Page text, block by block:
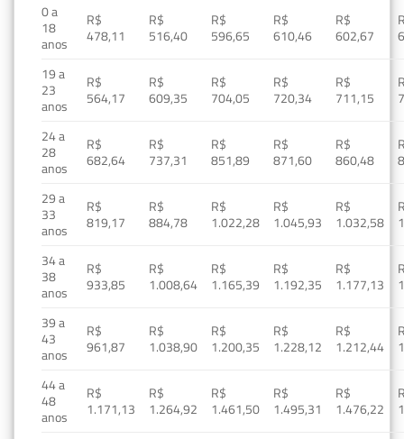
0 a
18
anos
R$
478,11
R$
516,40
R$
596,65
R$
610,46
R$
602,67
19 a
23
anos
R$
564,17
R$
609,35
R$
704,05
R$
720,34
R$
711,15
24 a
28
anos
R$
682,64
R$
737,31
R$
851,89
R$
871,60
R$
860,48
29 a
33
anos
R$
819,17
R$
884,78
R$
1.022,28
R$
1.045,93
R$
1.032,58
34 a
38
anos
R$
933,85
R$
1.008,64
R$
1.165,39
R$
1.192,35
R$
1.177,13
39 a
43
anos
R$
961,87
R$
1.038,90
R$
1.200,35
R$
1.228,12
R$
1.212,44
44 a
48
anos
R$
1.171,13
R$
1.264,92
R$
1.461,50
R$
1.495,31
R$
1.476,22